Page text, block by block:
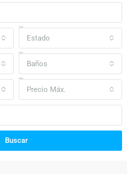
Estado
Baños
Precio Máx.
Buscar